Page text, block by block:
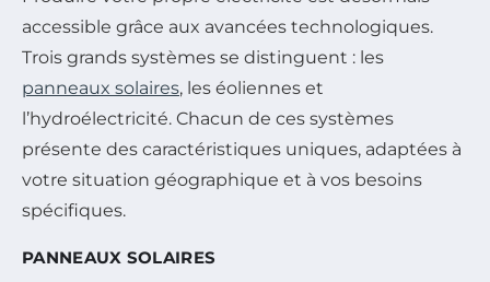
accessible grâce aux avancées technologiques.
Trois grands systèmes se distinguent : les
panneaux solaires, les éoliennes et
l’hydroélectricité. Chacun de ces systèmes
présente des caractéristiques uniques, adaptées à
votre situation géographique et à vos besoins
spécifiques.
PANNEAUX SOLAIRES